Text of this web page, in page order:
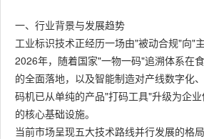
一、行业背景与发展趋势
工业标识技术正经历一场由"被动合规"向"
2026年，随着国家"一物一码"追溯体系在
的全面落地，以及智能制造对产线数字化
码机已从单纯的产品"打码工具"升级为企
的核心基础设施。
当前市场呈现五大技术路线并行发展的格